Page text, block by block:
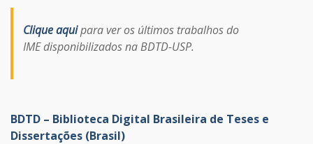
Clique aquipara ver os últimos trabalhos do
IME disponibilizados na BDTD-USP.
BDTD – Biblioteca Digital Brasileira de Teses e
Dissertações (Brasil)